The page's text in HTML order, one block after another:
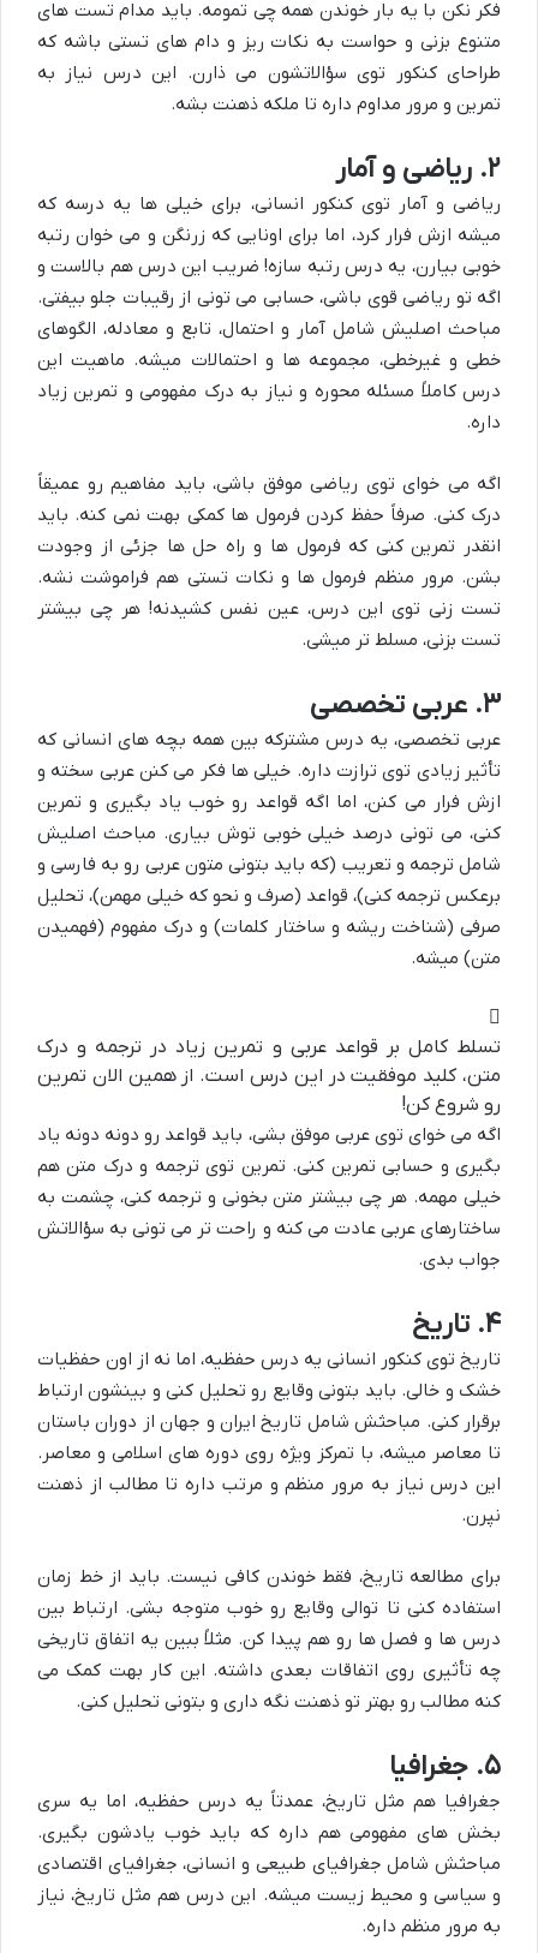
فکر نکن با یه بار خوندن همه چی تمومه. باید مدام تست های
متنوع بزنی و حواست به نکات ریز و دام های تستی باشه که
طراحای کنکور توی سؤالاتشون می ذارن. این درس نیاز به
تمرین و مرور مداوم داره تا ملکه ذهنت بشه.
۲. ریاضی و آمار
ریاضی و آمار توی کنکور انسانی، برای خیلی ها یه درسه که
میشه ازش فرار کرد، اما برای اونایی که زرنگن و می خوان رتبه
خوبی بیارن، یه درس رتبه سازه! ضریب این درس هم بالاست و
اگه تو ریاضی قوی باشی، حسابی می تونی از رقیبات جلو بیفتی.
مباحث اصلیش شامل آمار و احتمال، تابع و معادله، الگوهای
خطی و غیرخطی، مجموعه ها و احتمالات میشه. ماهیت این
درس کاملاً مسئله محوره و نیاز به درک مفهومی و تمرین زیاد
داره.
اگه می خوای توی ریاضی موفق باشی، باید مفاهیم رو عمیقاً
درک کنی. صرفاً حفظ کردن فرمول ها کمکی بهت نمی کنه. باید
انقدر تمرین کنی که فرمول ها و راه حل ها جزئی از وجودت
بشن. مرور منظم فرمول ها و نکات تستی هم فراموشت نشه.
تست زنی توی این درس، عین نفس کشیدنه! هر چی بیشتر
تست بزنی، مسلط تر میشی.
۳. عربی تخصصی
عربی تخصصی، یه درس مشترکه بین همه بچه های انسانی که
تأثیر زیادی توی ترازت داره. خیلی ها فکر می کنن عربی سخته و
ازش فرار می کنن، اما اگه قواعد رو خوب یاد بگیری و تمرین
کنی، می تونی درصد خیلی خوبی توش بیاری. مباحث اصلیش
شامل ترجمه و تعریب (که باید بتونی متون عربی رو به فارسی و
برعکس ترجمه کنی)، قواعد (صرف و نحو که خیلی مهمن)، تحلیل
صرفی (شناخت ریشه و ساختار کلمات) و درک مفهوم (فهمیدن
متن) میشه.
تسلط کامل بر قواعد عربی و تمرین زیاد در ترجمه و درک
متن، کلید موفقیت در این درس است. از همین الان تمرین
رو شروع کن!
اگه می خوای توی عربی موفق بشی، باید قواعد رو دونه دونه یاد
بگیری و حسابی تمرین کنی. تمرین توی ترجمه و درک متن هم
خیلی مهمه. هر چی بیشتر متن بخونی و ترجمه کنی، چشمت به
ساختارهای عربی عادت می کنه و راحت تر می تونی به سؤالاتش
جواب بدی.
۴. تاریخ
تاریخ توی کنکور انسانی یه درس حفظیه، اما نه از اون حفظیات
خشک و خالی. باید بتونی وقایع رو تحلیل کنی و بینشون ارتباط
برقرار کنی. مباحثش شامل تاریخ ایران و جهان از دوران باستان
تا معاصر میشه، با تمرکز ویژه روی دوره های اسلامی و معاصر.
این درس نیاز به مرور منظم و مرتب داره تا مطالب از ذهنت
نپرن.
برای مطالعه تاریخ، فقط خوندن کافی نیست. باید از خط زمان
استفاده کنی تا توالی وقایع رو خوب متوجه بشی. ارتباط بین
درس ها و فصل ها رو هم پیدا کن. مثلاً ببین یه اتفاق تاریخی
چه تأثیری روی اتفاقات بعدی داشته. این کار بهت کمک می
کنه مطالب رو بهتر تو ذهنت نگه داری و بتونی تحلیل کنی.
۵. جغرافیا
جغرافیا هم مثل تاریخ، عمدتاً یه درس حفظیه، اما یه سری
بخش های مفهومی هم داره که باید خوب یادشون بگیری.
مباحثش شامل جغرافیای طبیعی و انسانی، جغرافیای اقتصادی
و سیاسی و محیط زیست میشه. این درس هم مثل تاریخ، نیاز
به مرور منظم داره.